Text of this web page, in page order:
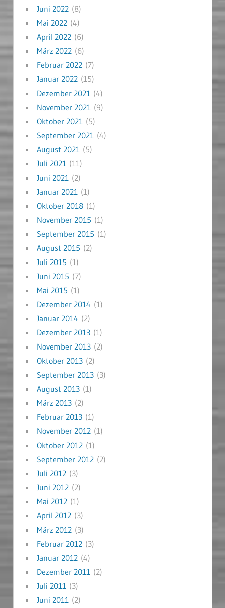
Juni 2022(8)
Mai 2022(4)
April 2022(6)
März 2022(6)
Februar 2022(7)
Januar 2022(15)
Dezember 2021 (4)
November 2021 (9)
Oktober 2021 (5)
September 2021 (4)
August 2021 (5)
Juli 2021 (11)
Juni 2021 (2)
Januar 2021 (1)
Oktober 2018(1)
November 2015 (1)
September 2015 (1)
August 2015 (2)
Juli 2015 (1)
Juni 2015 (7)
Mai 2015 (1)
Dezember 2014 (1)
Januar 2014 (2)
Dezember 2013(1)
November 2013(2)
Oktober 2013(2)
September 2013(3)
August 2013(1)
März 2013(2)
Februar 2013(1)
November 2012(1)
Oktober 2012(1)
September 2012(2)
Juli 2012(3)
Juni 2012(2)
Mai 2012(1)
April 2012(3)
März 2012(3)
Februar 2012(3)
Januar 2012(4)
Dezember 2011 (2)
Juli 2011 (3)
Juni 2011 (2)